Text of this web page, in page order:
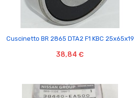

Cuscinetto BR 2865 DTA2 F1 KBC 25x65x19
38,84 €